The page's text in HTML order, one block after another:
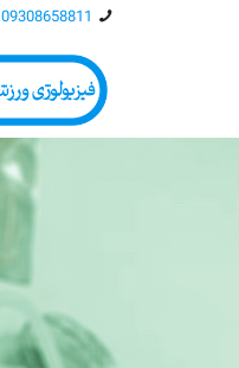
09308658811